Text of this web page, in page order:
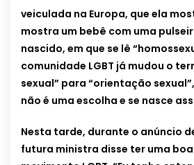
veiculada na Europa, que ela
mostra um bebê com uma
nascido, em que se lê
comunidade LGBT já mudou o
sexual” para “orientação
não é uma escolha e se nasce
Nesta tarde, durante o anúncio
futura ministra disse ter uma